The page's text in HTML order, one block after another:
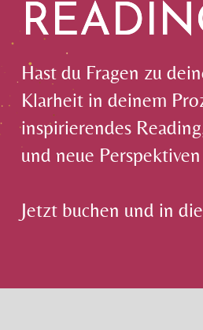
Hast du Fragen zu
Klarheit in deinem
inspirierendes
und neue
Jetzt buchen und in